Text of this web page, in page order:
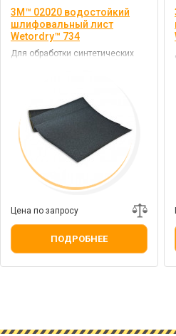
3M™ 02020 водостойкий
шлифовальный лист
Wetordry™ 734
Для обработки синтетических
Цена по запросу
ПОДРОБНЕЕ